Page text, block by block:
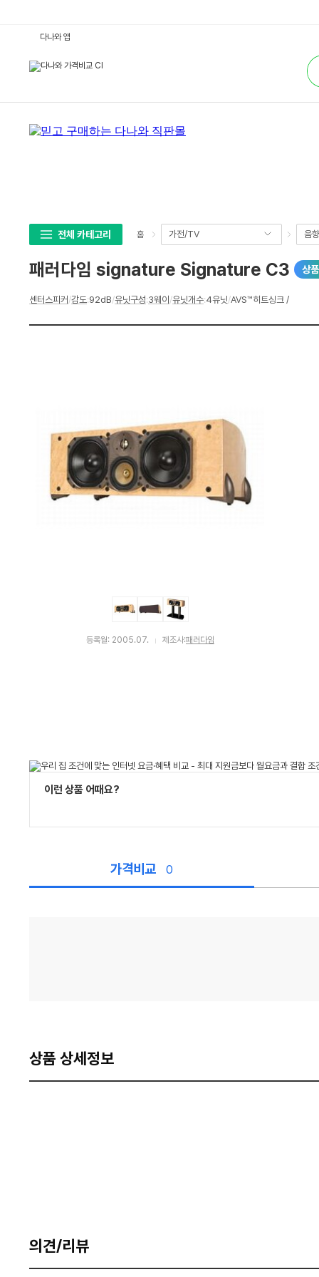
합
검
색
다나와 앱
전체 카테고리 홈 가전/TV 음
패러다임 signature Signature C3 상
상
센터스피커 /감도:92dB/유닛구성:3웨이 /유닛개수:4유닛/AVS™히트싱크 /
등록월: 2005.07. 제조사:패러다임
이런 상품 어때요?
가격비교 0
상품 상세정보
의견/리뷰